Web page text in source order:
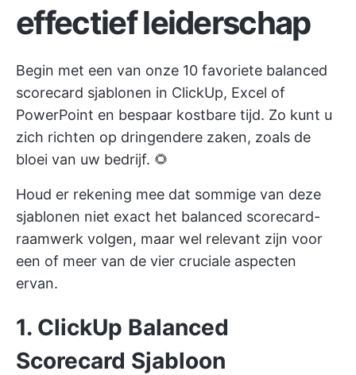
effectief leiderschap
Begin met een van onze 10 favoriete balanced
scorecard sjablonen in ClickUp, Excel of
PowerPoint en bespaar kostbare tijd. Zo kunt u
zich richten op dringendere zaken, zoals de
bloei van uw bedrijf. 🌻
Houd er rekening mee dat sommige van deze
sjablonen niet exact het balanced scorecard-
raamwerk volgen, maar wel relevant zijn voor
een of meer van de vier cruciale aspecten
ervan.
1. ClickUp Balanced
Scorecard Sjabloon